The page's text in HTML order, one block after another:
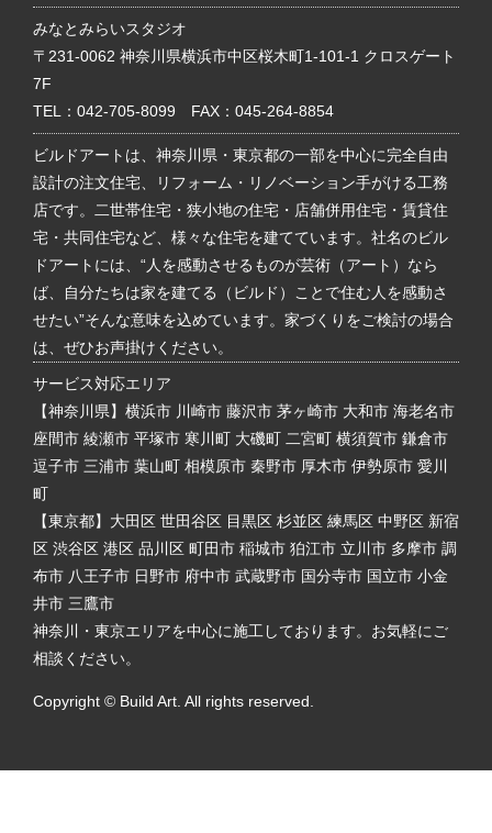
みなとみらいスタジオ
〒231-0062 神奈川県横浜市中区桜木町1-101-1 クロスゲート
7F
TEL： 042-705-8099 FAX：045-264-8854
ビルドアートは、神奈川県・東京都の一部を中心に完全自由
設計の注文住宅、リフォーム・リノベーション手がける工務
店です。二世帯住宅・狭小地の住宅・店舗併用住宅・賃貸住
宅・共同住宅など、様々な住宅を建てています。社名のビル
ドアートには、“人を感動させるものが芸術（アート）なら
ば、自分たちは家を建てる（ビルド）ことで住む人を感動さ
せたい”そんな意味を込めています。家づくりをご検討の場合
は、ぜひお声掛けください。
サービス対応エリア
【神奈川県】横浜市 川崎市 藤沢市 茅ヶ崎市 大和市 海老名市
座間市 綾瀬市 平塚市 寒川町 大磯町 二宮町 横須賀市 鎌倉市
逗子市 三浦市 葉山町 相模原市 秦野市 厚木市 伊勢原市 愛川
町
【東京都】大田区 世田谷区 目黒区 杉並区 練馬区 中野区 新宿
区 渋谷区 港区 品川区 町田市 稲城市 狛江市 立川市 多摩市 調
布市 八王子市 日野市 府中市 武蔵野市 国分寺市 国立市 小金
井市 三鷹市
神奈川・東京エリアを中心に施工しております。お気軽にご
相談ください。
Copyright © Build Art. All rights reserved.